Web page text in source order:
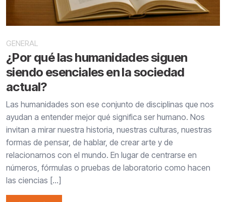
GENERAL
¿Por qué las humanidades siguen
siendo esenciales en la sociedad
actual?
Las humanidades son ese conjunto de disciplinas que nos
ayudan a entender mejor qué significa ser humano. Nos
invitan a mirar nuestra historia, nuestras culturas, nuestras
formas de pensar, de hablar, de crear arte y de
relacionarnos con el mundo. En lugar de centrarse en
números, fórmulas o pruebas de laboratorio como hacen
las ciencias […]